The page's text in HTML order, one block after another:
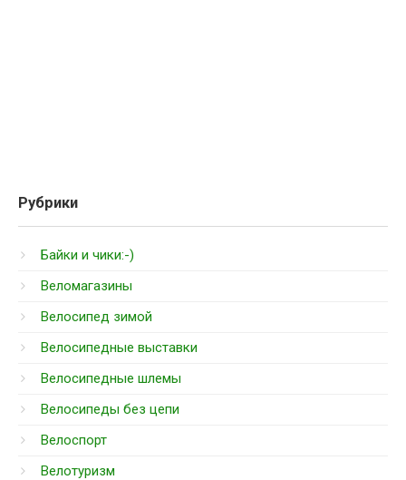
Рубрики
Байки и чики:-)
Веломагазины
Велосипед зимой
Велосипедные выставки
Велосипедные шлемы
Велосипеды без цепи
Велоспорт
Велотуризм